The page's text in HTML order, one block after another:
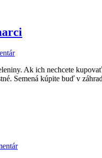
Ak ich nechcete
Semená kúpite buď v